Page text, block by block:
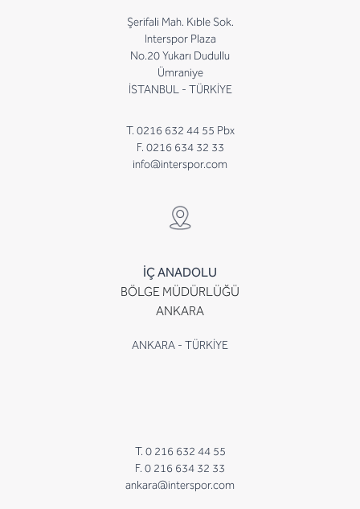
Şerifali Mah. Kıble Sok.
Interspor Plaza
No.20 Yukarı Dudullu
Ümraniye
İSTANBUL - TÜRKİYE
T. 0216 632 44 55 Pbx
F. 0216 634 32 33
info@interspor.com
İÇ ANADOLU
BÖLGE MÜDÜRLÜĞÜ
ANKARA
ANKARA - TÜRKİYE
T. 0 216 632 44 55
F. 0 216 634 32 33
ankara@interspor.com